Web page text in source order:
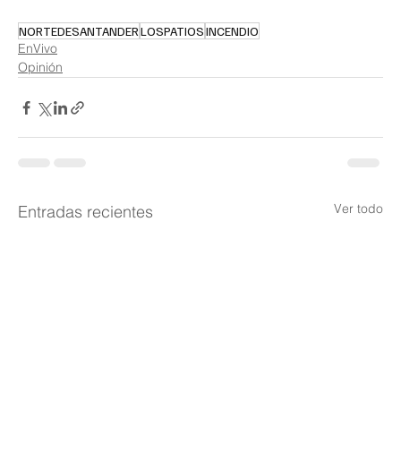
NORTEDESANTANDERLOSPATIOSINCENDIO
EnVivo
Opinión
Entradas recientes Ver todo